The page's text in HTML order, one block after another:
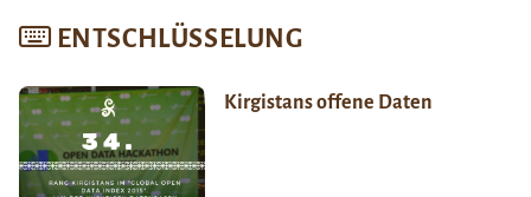
ENTSCHLÜSSELUNG
Kirgistans offene Daten